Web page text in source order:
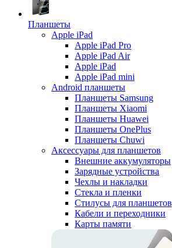
Планшеты
Apple iPad
Apple iPad Pro
Apple iPad Air
Apple iPad
Apple iPad mini
Android планшеты
Планшеты Samsung
Планшеты Xiaomi
Планшеты Huawei
Планшеты OnePlus
Планшеты Chuwi
Аксессуары для планшетов
Внешние аккумуляторы
Зарядные устройства
Чехлы и накладки
Стекла и пленки
Стилусы для планшетов
Кабели и переходники
Карты памяти